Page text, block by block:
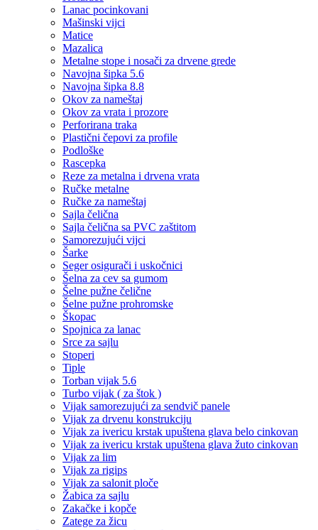
Lanac pocinkovani
Mašinski vijci
Matice
Mazalica
Metalne stope i nosači za drvene grede
Navojna šipka 5.6
Navojna šipka 8.8
Okov za nameštaj
Okov za vrata i prozore
Perforirana traka
Plastični čepovi za profile
Podloške
Rascepka
Reze za metalna i drvena vrata
Ručke metalne
Ručke za nameštaj
Sajla čelična
Sajla čelična sa PVC zaštitom
Samorezujući vijci
Šarke
Seger osigurači i uskočnici
Šelna za cev sa gumom
Šelne pužne čelične
Šelne pužne prohromske
Škopac
Spojnica za lanac
Srce za sajlu
Stoperi
Tiple
Torban vijak 5.6
Turbo vijak ( za štok )
Vijak samorezujući za sendvič panele
Vijak za drvenu konstrukciju
Vijak za ivericu krstak upuštena glava belo cinkovan
Vijak za ivericu krstak upuštena glava žuto cinkovan
Vijak za lim
Vijak za rigips
Vijak za salonit ploče
Žabica za sajlu
Zakačke i kopče
Zatege za žicu